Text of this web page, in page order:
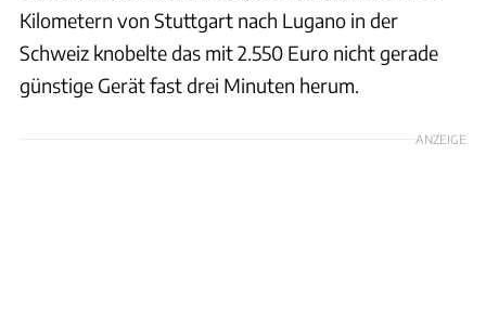
Kilometern von Stuttgart nach Lugano in der
Schweiz knobelte das mit 2.550 Euro nicht gerade
günstige Gerät fast drei Minuten herum.
ANZEIGE